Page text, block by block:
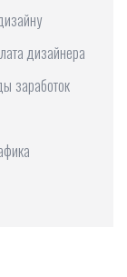
дизайнера
заработок